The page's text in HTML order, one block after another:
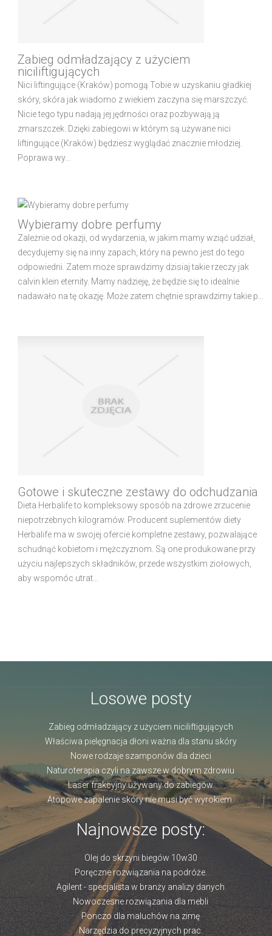
Zabieg odmładzający z użyciem
niciliftigujących
Nici liftingujące (Kraków) pomogą Tobie w uzyskaniu gładkiej
skóry, skóra jak wiadomo z wiekiem zaczyna się marszczyć.
Nicie tego typu nadają jej jędrności oraz pozbywają ją
zmarszczek. Dzięki zabiegowi w którym są używane nici
liftingujące (Kraków) będziesz wyglądać znacznie młodziej.
Poprawa wy...
Wybieramy dobre perfumy
Zależnie od okazji, od wydarzenia, w jakim mamy wziąć udział,
decydujemy się na inny zapach, który na pewno jest do tego
odpowiedni. Zatem może sprawdzimy dzisiaj takie rzeczy jak
calvin klein eternity. Mamy nadzieję, że będzie się to idealnie
nadawało na tę okazję. Może zatem chętnie sprawdzimy takie p...
Gotowe i skuteczne zestawy do odchudzania
Dieta Herbalife to kompleksowy sposób na zdrowe zrzucenie
niepotrzebnych kilogramów. Producent suplementów diety
Herbalife ma w swojej ofercie kompletne zestawy, pozwalające
schudnąć kobietom i mężczyznom. Są one produkowane przy
użyciu najlepszych składników, przede wszystkim ziołowych,
aby wspomóc utrat...
Losowe posty
Zabieg odmładzający z użyciem niciliftigujących
Właściwa pielęgnacja dłoni ważna dla stanu skóry
Nowe rodzaje szamponów dla dzieci
Naturoterapia czyli na zawsze w dobrym zdrowiu
Laser frakcyjny używany do zabiegów
Atopowe zapalenie skóry nie musi być wyrokiem.
Najnowsze posty:
Olej do skrzyni biegów 10w30
Poręczne rozwiązania na podróże.
Agilent - specjalista w branży analizy danych
Nowoczesne rozwiązania dla mebli
Ponczo dla maluchów na zimę
Narzędzia do precyzyjnych prac.